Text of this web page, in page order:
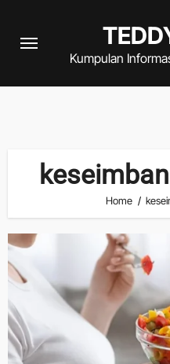
Kumpulan
Home